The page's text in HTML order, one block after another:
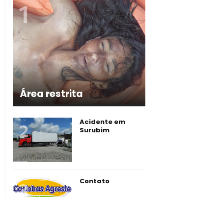
Área restrita
Acidente em
Surubim
Contato